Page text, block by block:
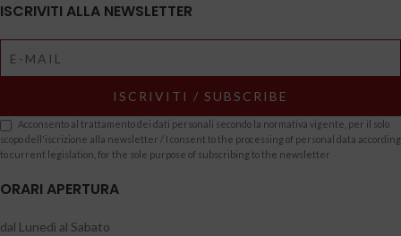
ISCRIVITI ALLA NEWSLETTER
Acconsento al trattamento dei dati personali secondo la normativa vigente, per il solo
scopo dell'iscrizione alla newsletter / I consent to the processing of personal data according
to current legislation, for the sole purpose of subscribing to the newsletter
ORARI APERTURA
dal Lunedì al Sabato